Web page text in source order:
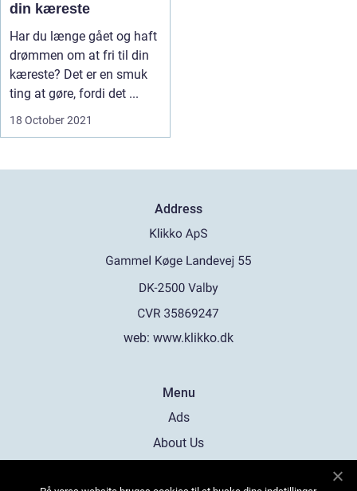
din kæreste
Har du længe gået og haft
drømmen om at fri til din
kæreste? Det er en smuk
ting at gøre, fordi det ...
18 October 2021
Address
web: www.klikko.dk
Menu
Ads
About Us